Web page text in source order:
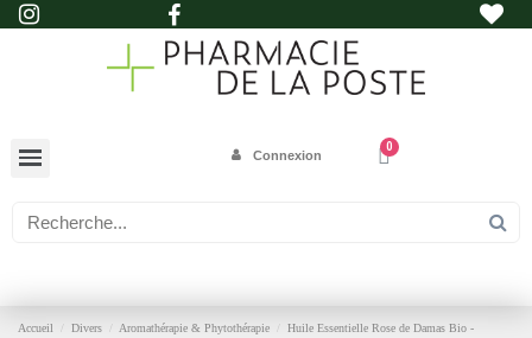
Connexion
Accueil Divers Aromathérapie & Phytothérapie
Huile Essentielle Rose de Damas Bio -